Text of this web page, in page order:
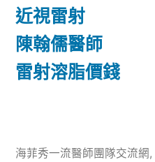
近視雷射
陳翰儒醫師
雷射溶脂價錢
海菲秀一流醫師團隊交流網,